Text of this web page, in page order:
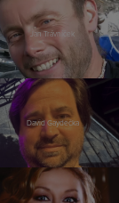
Jan Trávníček
David Gaydečka